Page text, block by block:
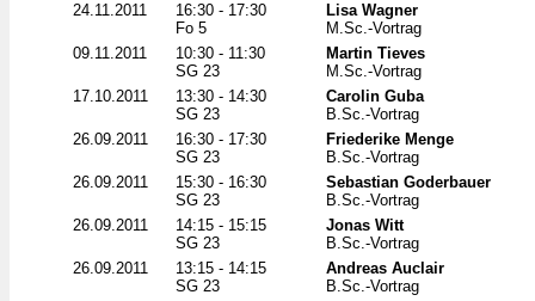
24.11.2011
16:30 - 17:30
Fo 5
Lisa Wagner
M.Sc.-Vortrag
09.11.2011
10:30 - 11:30
SG 23
Martin Tieves
M.Sc.-Vortrag
17.10.2011
13:30 - 14:30
SG 23
Carolin Guba
B.Sc.-Vortrag
26.09.2011
16:30 - 17:30
SG 23
Friederike Menge
B.Sc.-Vortrag
26.09.2011
15:30 - 16:30
SG 23
Sebastian Goderbauer
B.Sc.-Vortrag
26.09.2011
14:15 - 15:15
SG 23
Jonas Witt
B.Sc.-Vortrag
26.09.2011
13:15 - 14:15
SG 23
Andreas Auclair
B.Sc.-Vortrag